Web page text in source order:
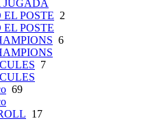
JUGADA
POSTE 2
POSTE
6
7
69
17